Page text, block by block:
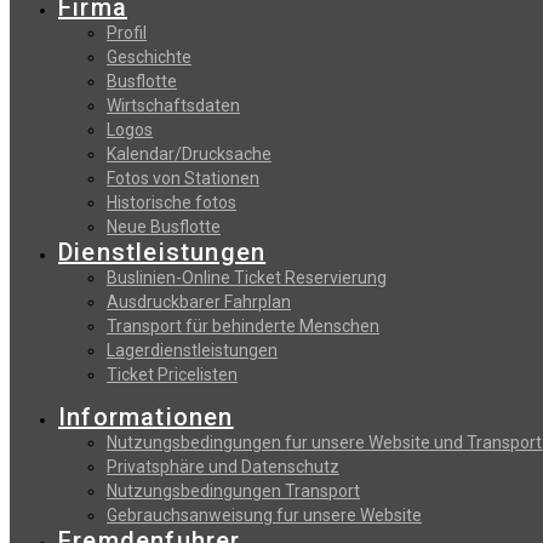
Firma
Profil
Geschichte
Busflotte
Wirtschaftsdaten
Logos
Kalendar/Drucksache
Fotos von Stationen
Historische fotos
Neue Busflotte
Dienstleistungen
Buslinien-Online Ticket Reservierung
Αusdruckbarer Fahrplan
Transport für behinderte Menschen
Lagerdienstleistungen
Ticket Pricelisten
Informationen
Nutzungsbedingungen fur unsere Website und
Privatsphäre und Datenschutz
Nutzungsbedingungen Transport
Gebrauchsanweisung fur unsere Website